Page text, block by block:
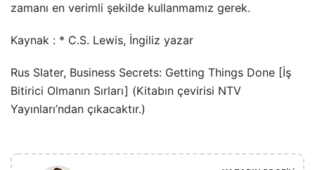
zamanı en verimli şekilde kullanmamız gerek.
Kaynak : * C.S. Lewis, İngiliz yazar
Rus Slater, Business Secrets: Getting Things Done [İş
Bitirici Olmanın Sırları] (Kitabın çevirisi NTV
Yayınları’ndan çıkacaktır.)